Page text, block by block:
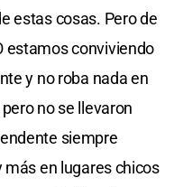
estas cosas. Pero de
estamos conviviendo
y no roba nada en
no se llevaron
siempre
más en lugares chicos